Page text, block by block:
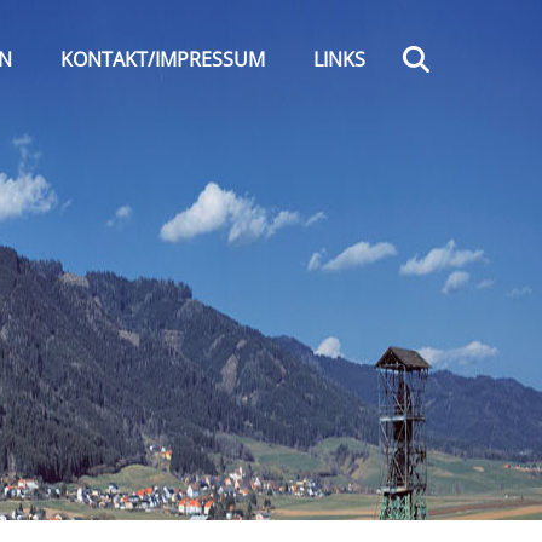
KONTAKT/IMPRESSUM LINKS